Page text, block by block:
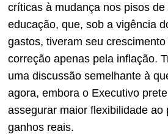
críticas à mudança nos pisos de
educação, que, sob a vigência
gastos, tiveram seu
correção apenas pela inflação.
uma discussão semelhante à
agora, embora o Executivo
assegurar maior flexibilidade ao
ganhos reais.